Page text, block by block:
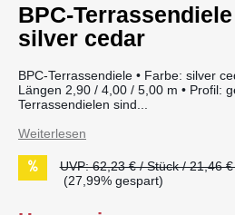
BPC-
silver cedar
BPC-Terrassendiele • Farbe: silver
Längen 2,90 / 4,00 / 5,00 m • Profil:
Terrassendielen sind...
Weiterlesen
UVP: 62,23 € / Stück / 21,46
(27,99% gespart)